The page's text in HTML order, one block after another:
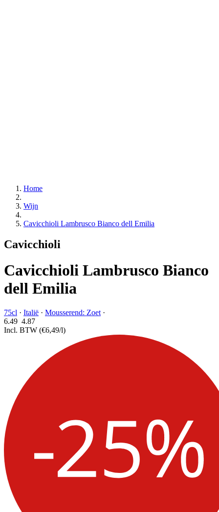
Home
Wijn
Cavicchioli Lambrusco Bianco dell Emilia
Cavicchioli
Cavicchioli Lambrusco Bianco
dell Emilia
75cl · Italië · Mousserend: Zoet ·
6.49 4.87
Incl. BTW (€6,49/l)